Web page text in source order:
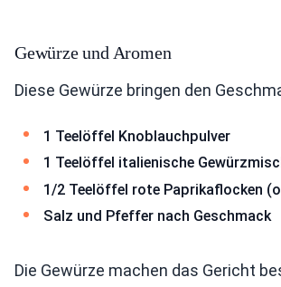
Gewürze und Aromen
Diese Gewürze bringen den
1 Teelöffel Knoblauchpulver
1 Teelöffel italienische
1/2 Teelöffel rote Paprikaflocken
Salz und Pfeffer nach Geschmack
Die Gewürze machen das Gericht